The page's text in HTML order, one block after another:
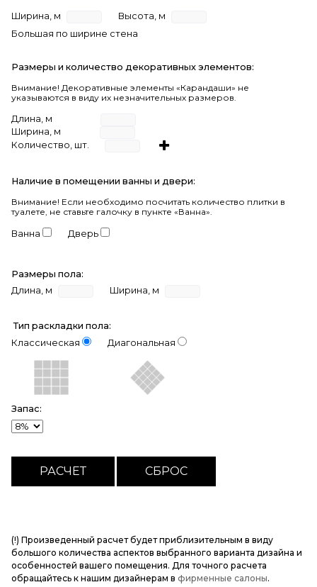
Ширина, м
Высота, м
Большая по ширине стена
Размеры и количество декоративных элементов:
Внимание! Декоративные элементы «Карандаши» не
указываются в виду их незначительных размеров.
Длина, м
Ширина, м
Количество, шт.
Наличие в помещении ванны и двери:
Внимание! Если необходимо посчитать количество плитки в
туалете, не ставьте галочку в пункте «Ванна».
Ванна Дверь
Размеры пола:
Длина, м
Ширина, м
Тип раскладки пола:
Классическая
Диагональная
Запас:
(!) Произведенный расчет будет приблизительным в виду
большого количества аспектов выбранного варианта дизайна и
особенностей вашего помещения. Для точного расчета
обращайтесь к нашим дизайнерам в фирменные салоны.